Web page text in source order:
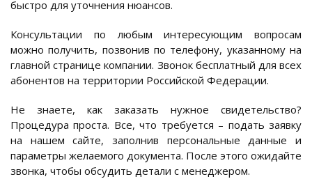
быстро для уточнения нюансов.
Консультации по любым интересующим вопросам
можно получить, позвонив по телефону, указанному на
главной странице компании. Звонок бесплатный для всех
абонентов на территории Российской Федерации.
Не знаете, как заказать нужное свидетельство?
Процедура проста. Все, что требуется – подать заявку
на нашем сайте, заполнив персональные данные и
параметры желаемого документа. После этого ожидайте
звонка, чтобы обсудить детали с менеджером.